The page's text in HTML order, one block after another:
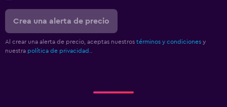
Crea una alerta de precio
Al crear una alerta de precio, aceptas nuestros términos y condiciones y
nuestra política de privacidad.